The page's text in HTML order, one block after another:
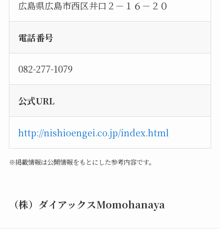
広島県広島市西区井口２－１６－２０
電話番号
082-277-1079
公式URL
http://nishioengei.co.jp/index.html
※掲載情報は公開情報をもとにした参考内容です。
（株）ダイアックスMomohanaya